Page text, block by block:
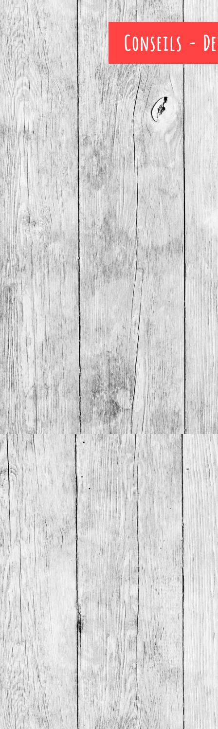
Conseils -